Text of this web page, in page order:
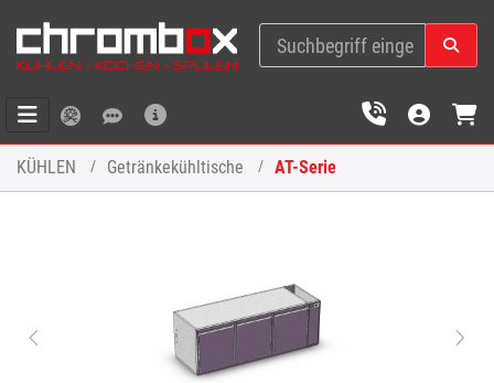
KÜHLEN Getränkekühltische AT-Serie